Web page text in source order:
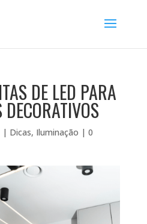
DE LED PARA
| Dicas, Iluminação | 0